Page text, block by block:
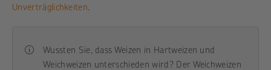
Unverträglichkeiten.
Wussten Sie, dass Weizen in Hartweizen und
Weichweizen unterschieden wird? Der Weichweizen